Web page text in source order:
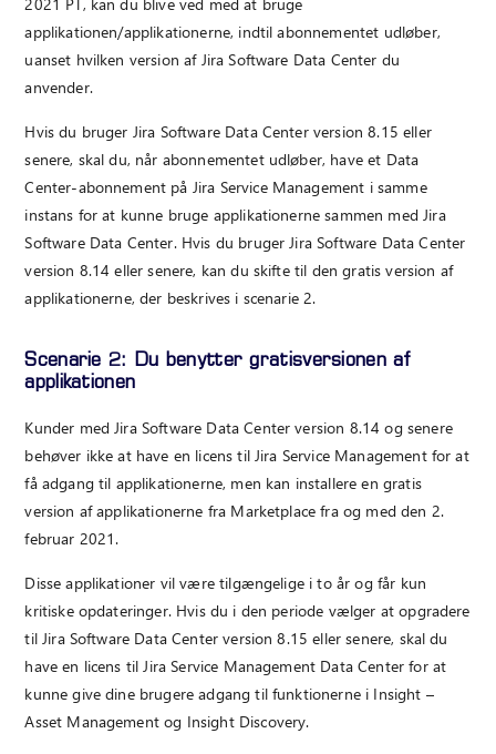
applikationen/applikationerne, indtil abonnementet udløber,
uanset hvilken version af Jira Software Data Center du
anvender.
Hvis du bruger Jira Software Data Center version 8.15 eller
senere, skal du, når abonnementet udløber, have et Data
Center-abonnement på Jira Service Management i samme
instans for at kunne bruge applikationerne sammen med Jira
Software Data Center. Hvis du bruger Jira Software Data Center
version 8.14 eller senere, kan du skifte til den gratis version af
applikationerne, der beskrives i scenarie 2.
Scenarie 2: Du benytter gratisversionen af
applikationen
Kunder med Jira Software Data Center version 8.14 og senere
behøver ikke at have en licens til Jira Service Management for at
få adgang til applikationerne, men kan installere en gratis
version af applikationerne fra Marketplace fra og med den 2.
februar 2021.
Disse applikationer vil være tilgængelige i to år og får kun
kritiske opdateringer. Hvis du i den periode vælger at opgradere
til Jira Software Data Center version 8.15 eller senere, skal du
have en licens til Jira Service Management Data Center for at
kunne give dine brugere adgang til funktionerne i Insight –
Asset Management og Insight Discovery.